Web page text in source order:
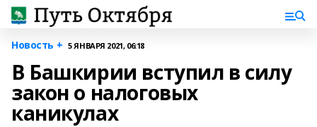
Новость + 5 ЯНВАРЯ 2021, 06:18
В Башкирии вступил в силу
закон о налоговых
каникулах